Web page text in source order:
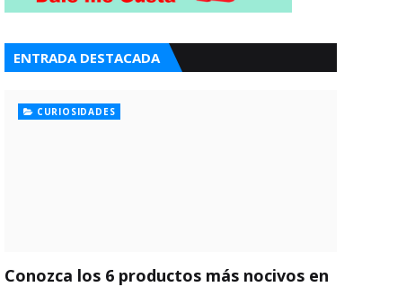
ENTRADA DESTACADA
CURIOSIDADES
Conozca los 6 productos más nocivos en